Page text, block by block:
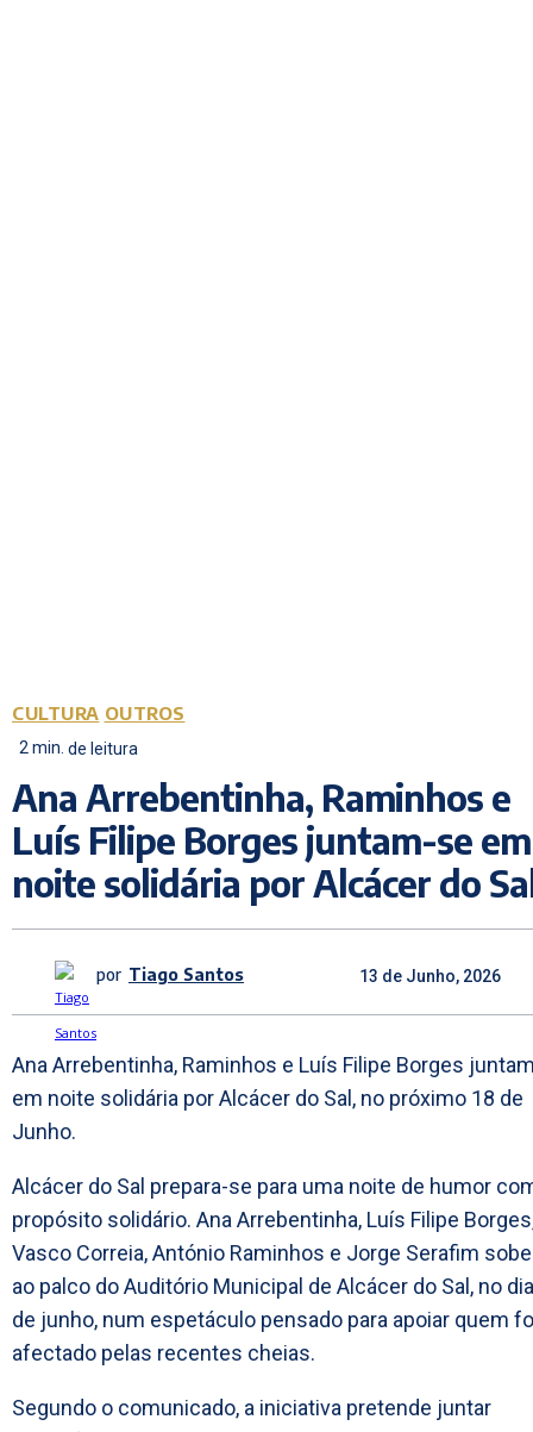
CULTURA OUTROS
2min. de leitura
Ana Arrebentinha, Raminhos e
Luís Filipe Borges juntam-se em
noite solidária por Alcácer do
por Tiago Santos 13 de Junho, 2026
Ana Arrebentinha, Raminhos e Luís Filipe Borges
em noite solidária por Alcácer do Sal, no próximo 18 de
Junho.
Alcácer do Sal prepara-se para uma noite de humor
propósito solidário. Ana Arrebentinha, Luís Filipe
Vasco Correia, António Raminhos e Jorge Serafim
ao palco do Auditório Municipal de Alcácer do Sal, no
de junho, num espetáculo pensado para apoiar quem
afectado pelas recentes cheias.
Segundo o comunicado, a iniciativa pretende juntar